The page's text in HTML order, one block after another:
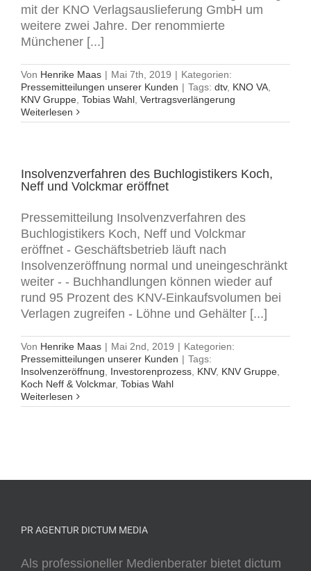
mit der KNO Verlagsauslieferung GmbH um
weitere zwei Jahre. Der renommierte
Münchener [...]
Von Henrike Maas | Mai 7th, 2019 | Kategorien:
Pressemitteilungen unserer Kunden | Tags: dtv, KNO VA
KNV Gruppe Tobias Wahl Vertragsverlängerung
Weiterlesen
Insolvenzverfahren des Buchlogistikers Koch,
Neff und Volckmar eröffnet
Pressemitteilung Insolvenzverfahren des
Buchlogistikers Koch, Neff und Volckmar
eröffnet - Geschäftsbetrieb läuft nach
Insolvenzeröffnung normal und uneingeschränkt
weiter - - Buchhandlungen können wieder auf
rund 95 Prozent des KNV-Einkaufsvolumen bei
Verlagen zugreifen - Löhne und Gehälter [...]
Von Henrike Maas | Mai 2nd, 2019 | Kategorien:
Pressemitteilungen unserer Kunden | Tags:
Insolvenzeröffnung
Investorenprozess KNV, KNV Gruppe
Koch Neff & Volckmar, Tobias Wahl
Weiterlesen
PR AGENTUR DICTUM MEDIA
Als professioneller Medienberater bietet dictum